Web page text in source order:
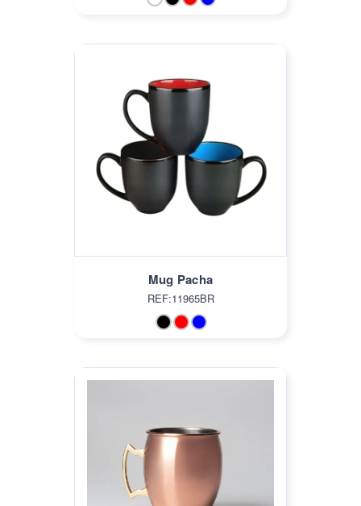
Mug Pacha
REF:11965BR